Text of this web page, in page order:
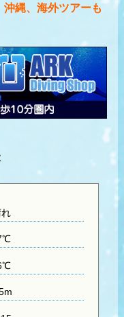
縄、海外ツアーも